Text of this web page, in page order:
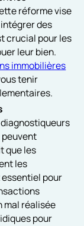
réforme vise
des
crucial pour les
leur bien.
immobilières
tenir
que les
les
pour
mal réalisée
pour